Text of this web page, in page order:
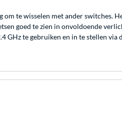
om te wisselen met ander switches.
goed te zien in onvoldoende
GHz te gebruiken en in te stellen via